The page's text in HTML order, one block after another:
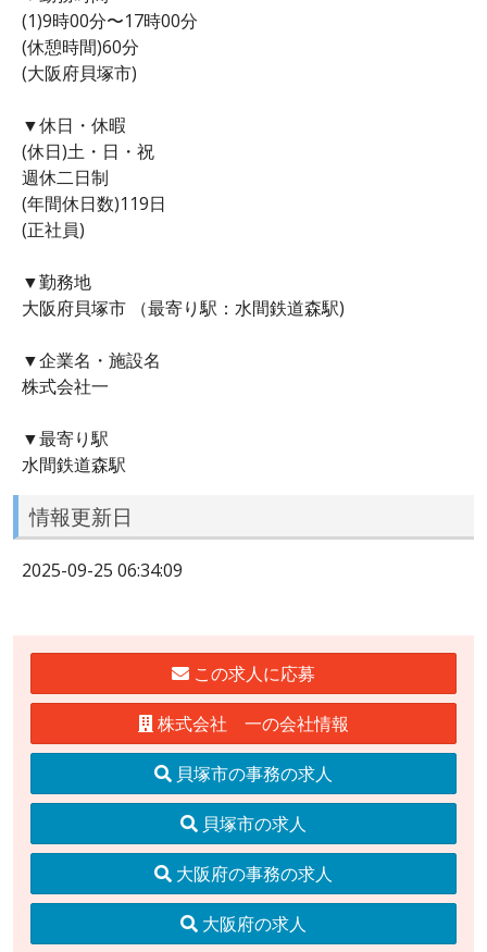
(1)9時00分〜17時00分
(休憩時間)60分
(大阪府貝塚市)
▼休日・休暇
(休日)土・日・祝
週休二日制
(年間休日数)119日
(正社員)
▼勤務地
大阪府貝塚市 （最寄り駅：水間鉄道森駅)
▼企業名・施設名
株式会社一
▼最寄り駅
水間鉄道森駅
情報更新日
2025-09-25 06:34:09
この求人に応募
株式会社 一の会社情報
貝塚市の事務の求人
貝塚市の求人
大阪府の事務の求人
大阪府の求人